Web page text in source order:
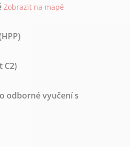
Zobrazit na mapě
C2)
odborné vyučení s